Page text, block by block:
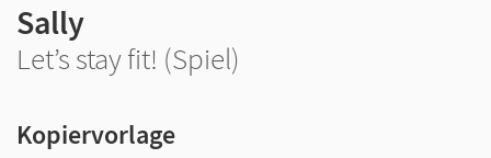
Sally
Let’s stay fit! (Spiel)
Kopiervorlage